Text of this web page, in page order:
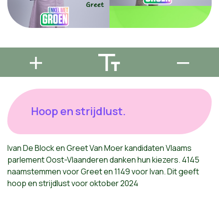
Hoop en strijdlust.
Ivan De Block en Greet Van Moer kandidaten Vlaams
parlement Oost-Vlaanderen danken hun kiezers. 4145
naamstemmen voor Greet en 1149 voor Ivan. Dit geeft
hoop en strijdlust voor oktober 2024